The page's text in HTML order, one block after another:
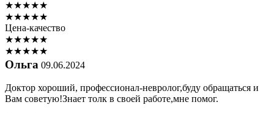
★★★★★
★★★★★
Цена-качество
★★★★★
★★★★★
Ольга 09.06.2024
Доктор хороший, профессионал-невролог,буду обращаться и
Вам советую!Знает толк в своей работе,мне помог.